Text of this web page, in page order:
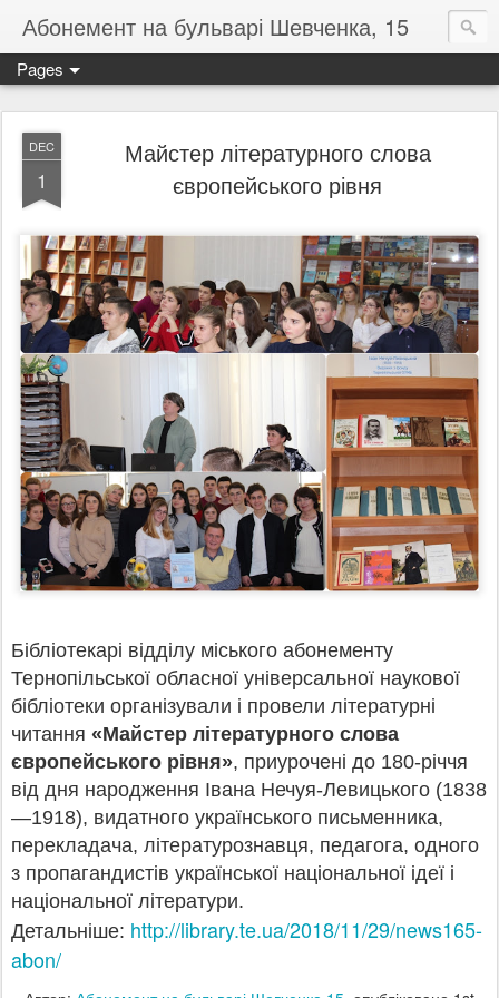
Абонемент на бульварі Шевченка, 15
Pages
DEC
1
Майстер літературного слова
європейського рівня
Бібліотекарі відділу міського абонементу
Тернопільської обласної універсальної наукової
бібліотеки організували і провели літературні
читання «Майстер літературного слова
європейського рівня», приурочені до 180-річчя
від дня народження Івана Нечуя-Левицького (1838
—1918), видатного українського письменника,
перекладача, літературознавця, педагога, одного
з пропагандистів української національної ідеї і
національної літератури.
Детальніше: http://library.te.ua/2018/11/29/news165-
abon/